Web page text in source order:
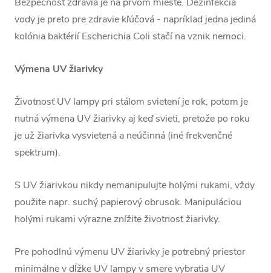
vody je preto pre zdravie kľúčová - napríklad jedna jediná
kolónia baktérií Escherichia Coli stačí na vznik nemoci.
Výmena UV žiarivky
Životnosť UV lampy pri stálom svietení je rok, potom je
nutná výmena UV žiarivky aj keď svieti, pretože po roku
je už žiarivka vysvietená a neúčinná (iné frekvenčné
spektrum).
S UV žiarivkou nikdy nemanipulujte holými rukami, vždy
použite napr. suchý papierový obrusok. Manipuláciou
holými rukami výrazne znížite životnosť žiarivky.
Pre pohodlnú výmenu UV žiarivky je potrebný priestor
minimálne v dĺžke UV lampy v smere vybratia UV